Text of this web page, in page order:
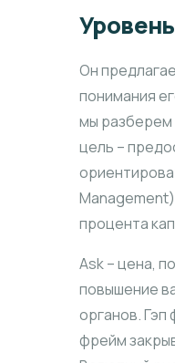
Он
понимания
мы разберем
цель –
процента
Ask – цена,
повышение
органов.
фрейм